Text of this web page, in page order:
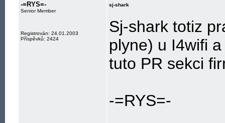
-=RYS=-
Senior Member
Registrován: 24.01.2003
Příspěvků: 2424
sj-shark
Sj-shark totiz
plyne) u I4wifi
tuto PR sekci
-=RYS=-